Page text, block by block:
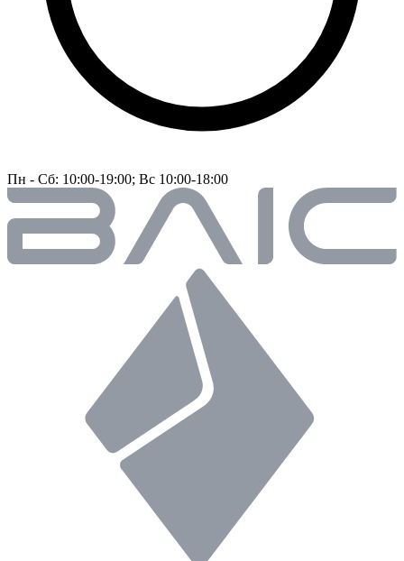
Пн - Сб: 10:00-19:00; Вс 10:00-18:00